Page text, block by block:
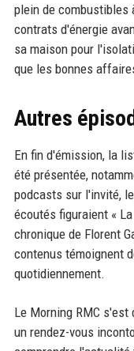
plein de combustibles
contrats d'énergie
sa maison pour
que les bonnes
Autres
En fin d'émission, la
été présentée,
podcasts sur l'invité,
écoutés figuraient «
chronique de Florent
contenus témoignent
quotidiennement.
Le Morning RMC
un rendez-vous